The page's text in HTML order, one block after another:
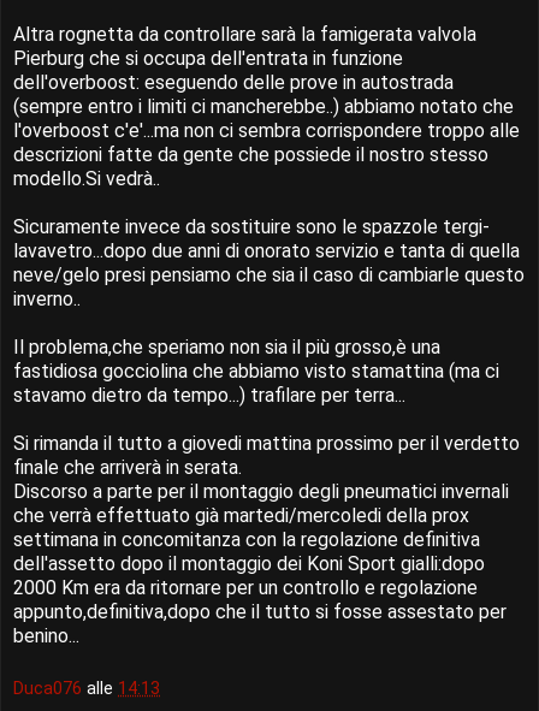
Altra rognetta da controllare sarà la famigerata valvola
Pierburg che si occupa dell'entrata in funzione
dell'overboost: eseguendo delle prove in autostrada
(sempre entro i limiti ci mancherebbe..) abbiamo notato che
l'overboost c'e'...ma non ci sembra corrispondere troppo alle
descrizioni fatte da gente che possiede il nostro stesso
modello.Si vedrà..
Sicuramente invece da sostituire sono le spazzole tergi-
lavavetro...dopo due anni di onorato servizio e tanta di quella
neve/gelo presi pensiamo che sia il caso di cambiarle questo
inverno..
Il problema,che speriamo non sia il più grosso,è una
fastidiosa gocciolina che abbiamo visto stamattina (ma ci
stavamo dietro da tempo...) trafilare per terra...
Si rimanda il tutto a giovedi mattina prossimo per il verdetto
finale che arriverà in serata.
Discorso a parte per il montaggio degli pneumatici invernali
che verrà effettuato già martedi/mercoledi della prox
settimana in concomitanza con la regolazione definitiva
dell'assetto dopo il montaggio dei Koni Sport gialli:dopo
2000 Km era da ritornare per un controllo e regolazione
appunto,definitiva,dopo che il tutto si fosse assestato per
benino...
Duca076 alle 14:13